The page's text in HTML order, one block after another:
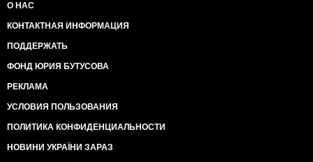
О НАС
КОНТАКТНАЯ ИНФОРМАЦИЯ
ПОДДЕРЖАТЬ
ФОНД ЮРИЯ БУТУСОВА
РЕКЛАМА
УСЛОВИЯ ПОЛЬЗОВАНИЯ
ПОЛИТИКА КОНФИДЕНЦИАЛЬНОСТИ
НОВИНИ УКРАЇНИ ЗАРАЗ